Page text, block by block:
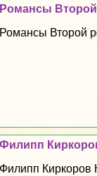
Романсы
Романсы Второй
Филипп
Филипп Киркоров